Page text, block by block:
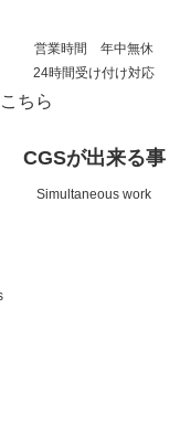
営業時間 年中無休
24時間受け付け対応
ちら
CGSが出来る事
Simultaneous work